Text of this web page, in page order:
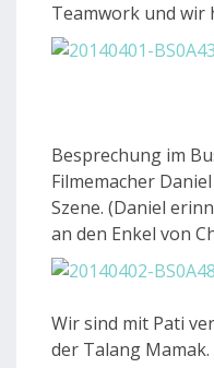
Teamwork und wir
Besprechung im
Filmemacher
Szene. (Daniel
an den Enkel von
Wir sind mit Pati
der Talang